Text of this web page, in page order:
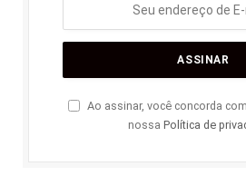
Ao assinar, você concorda
nossa Política de